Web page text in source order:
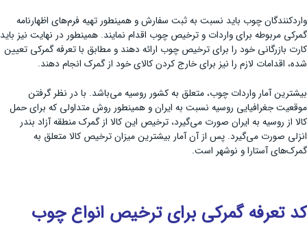
واردکنندگان چوب باید نسبت به ثبت سفارش و همینطور تهیه فرم‌های اظهارنامه
گمرکی مربوطه برای واردات و ترخیص چوب اقدام نمایند. همینطور در نهایت نیز باید
کارت بازرگانی خود را برای ترخیص چوب ارائه دهند و مطابق با تعرفه گمرکی تعیین
شده، اقدامات لازم را نیز برای خارج کردن کالای خود از گمرک انجام دهند.
بیشترین آمار واردات چوب، متعلق به کشور روسیه می‌باشد. با در نظر گرفتن
موقعیت جغرافیایی روسیه نسبت به ایران و همینطور روش متداولی که برای حمل
کالا از روسیه به ایران صورت می‌گیرد، ترخیص این کالا از گمرک منطقه آزاد بندر
انزلی صورت می‌گیرد. پس از آن آمار بیشترین میزان ترخیص کالا متعلق به
گمرک‌های آستارا و نوشهر است.
کد تعرفه گمرکی برای ترخیص انواع چوب